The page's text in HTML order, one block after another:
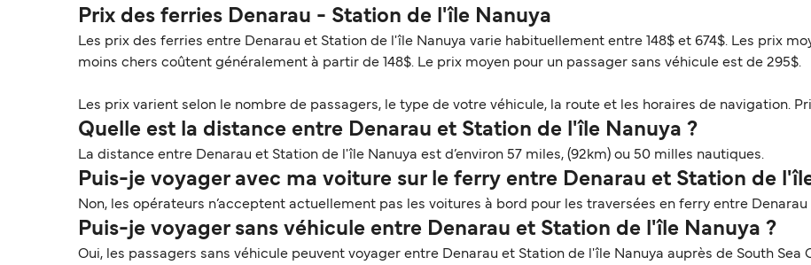
Prix des ferries Denarau - Station de l'île Nanuya
Les prix des ferries entre Denarau et Station de l'île Nanuya varie habituellement entre 148$ et 674$. Les prix
moins chers coûtent généralement à partir de 148$. Le prix moyen pour un passager sans véhicule est de 295$.
Les prix varient selon le nombre de passagers, le type de votre véhicule, la route et les horaires de navigation.
Quelle est la distance entre Denarau et Station de l'île Nanuya ?
La distance entre Denarau et Station de l'île Nanuya est d’environ 57 miles, (92km) ou 50 milles nautiques.
Puis-je voyager avec ma voiture sur le ferry entre Denarau et Station de
Non, les opérateurs n’acceptent actuellement pas les voitures à bord pour les traversées en ferry entre
Puis-je voyager sans véhicule entre Denarau et Station de l'île Nanuya ?
Oui, les passagers sans véhicule peuvent voyager entre Denarau et Station de l'île Nanuya auprès de South